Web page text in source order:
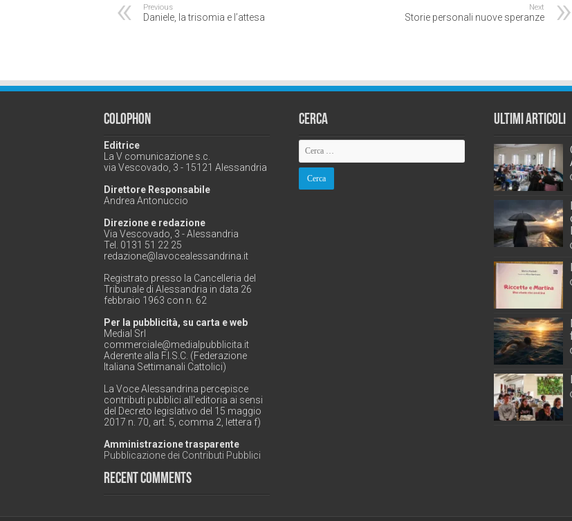
Previous
Daniele, la trisomia e l’attesa
Next
Storie personali nuove speranze
Colophon
Editrice
La V comunicazione s.c.
via Vescovado, 3 - 15121 Alessandria
Direttore Responsabile
Andrea Antonuccio
Direzione e redazione
Via Vescovado, 3 - Alessandria
Tel. 0131 51 22 25
redazione@lavocealessandrina.it
Registrato presso la Cancelleria del
Tribunale di Alessandria in data 26
febbraio 1963 con n. 62
Per la pubblicità, su carta e web
Medial Srl
commerciale@medialpubblicita.it
Aderente alla F.I.S.C. (Federazione
Italiana Settimanali Cattolici)
La Voce Alessandrina percepisce
contributi pubblici all'editoria ai sensi
del Decreto legislativo del 15 maggio
2017 n. 70, art. 5, comma 2, lettera f)
Amministrazione trasparente
Pubblicazione dei Contributi Pubblici
Recent Comments
Cerca Ultimi Articoli